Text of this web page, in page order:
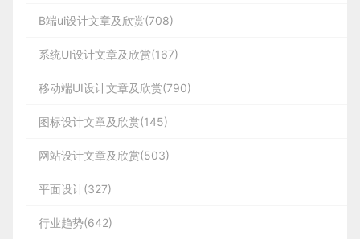
B端ui设计文章及欣赏(708)
系统UI设计文章及欣赏(167)
移动端UI设计文章及欣赏(790)
图标设计文章及欣赏(145)
网站设计文章及欣赏(503)
平面设计(327)
行业趋势(642)